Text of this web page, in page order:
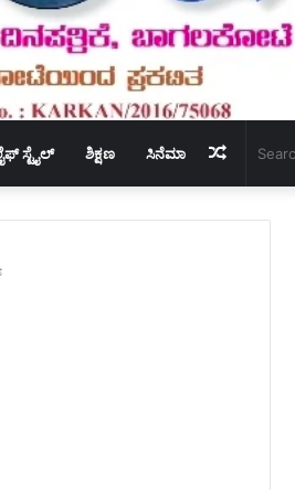
ಸ್ಟೈಲ್ ಶಿಕ್ಷಣ ಸಿನೆಮಾ Random
Article